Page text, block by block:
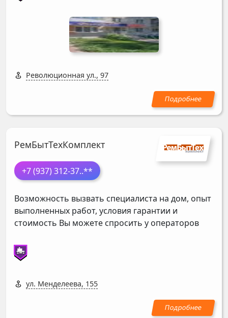
Революционная ул., 97
РемБытТехКомплект
+7 (937) 312-37..**
Возможность вызвать специалиста на дом, опыт
выполненных работ, условия гарантии и
стоимость Вы можете спросить у операторов
ул. Менделеева, 155